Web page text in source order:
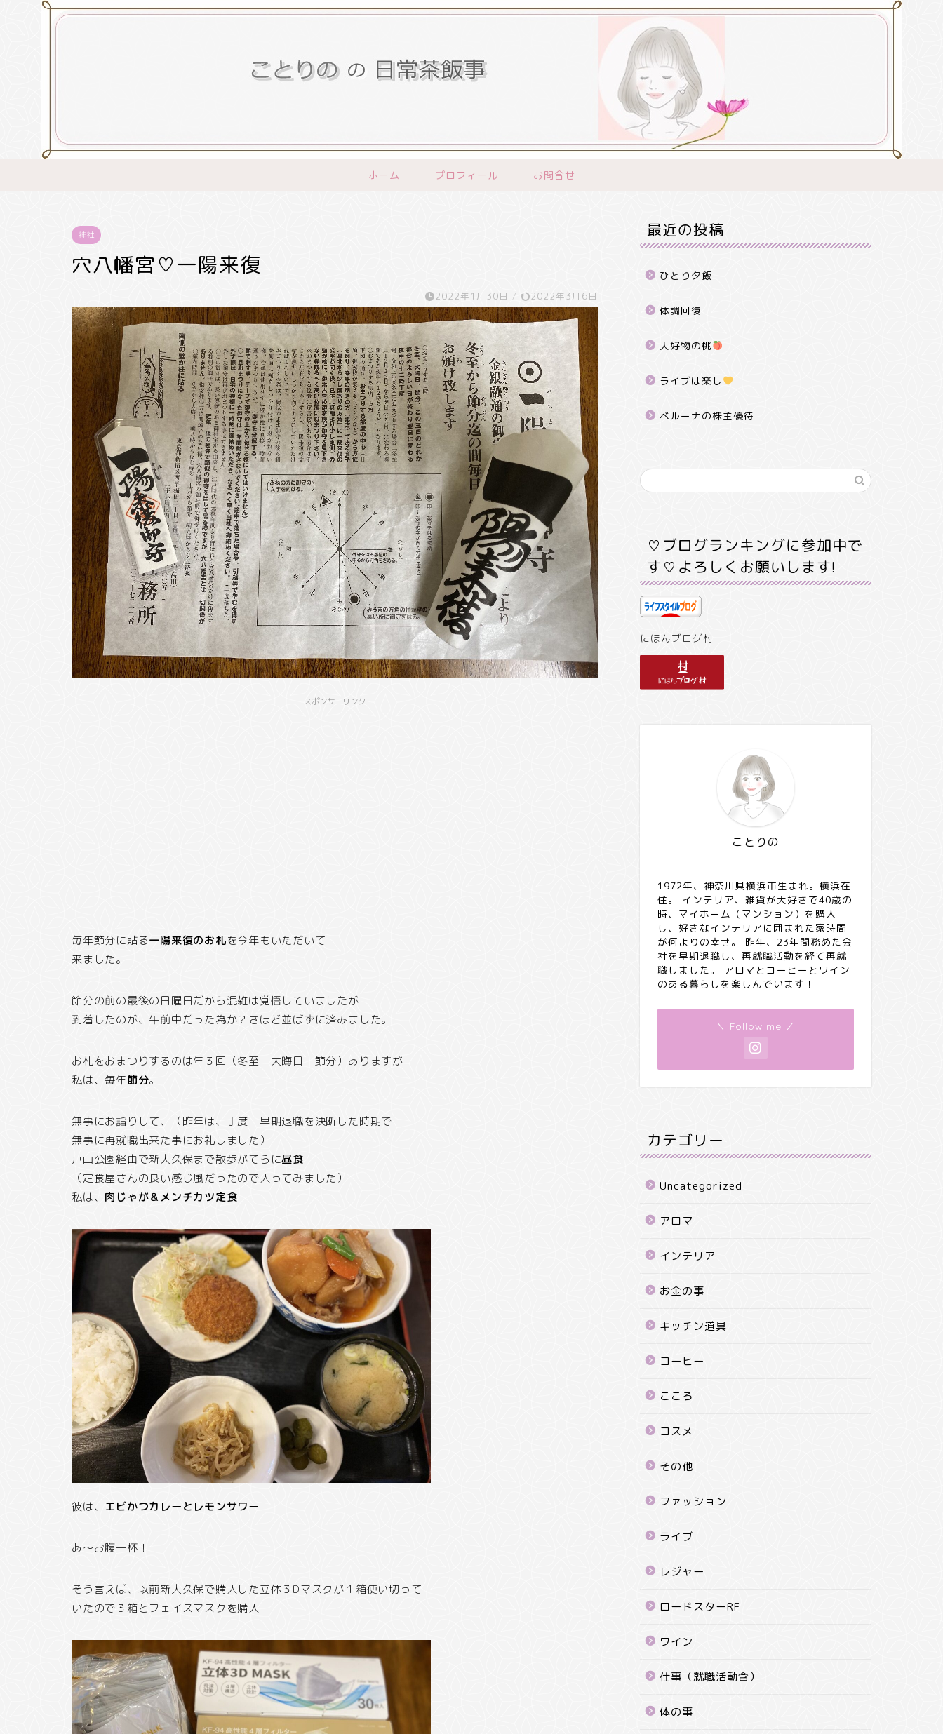
ホーム プロフィール お問合せ
神社
穴八幡宮♡一陽来復
2022年1月30日 / 2022年3月6日
スポンサーリンク
毎年節分に貼る一陽来復のお札を今年もいただいて
来ました。
節分の前の最後の日曜日だから混雑は覚悟していましたが
到着したのが、午前中だった為か？さほど並ばずに済みました。
お札をおまつりするのは年３回（冬至・大晦日・節分）ありますが
私は、毎年節分。
無事にお詣りして、（昨年は、丁度 早期退職を決断した時期で
無事に再就職出来た事にお礼しました）
戸山公園経由で新大久保まで散歩がてらに昼食
（定食屋さんの良い感じ風だったので入ってみました）
私は、 肉じゃが＆メンチカツ定食
彼は、 エビかつカレーとレモンサワー
あ～お腹一杯！
そう言えば、以前新大久保で購入した立体３Dマスクが１箱使い切って
いたので３箱とフェイスマスクを購入
最近の投稿
ひとり夕飯
体調回復
大好物の桃
ライブは楽し
ベルーナの株主優待
♡ブログランキングに参加中で
す♡よろしくお願いします!
にほんブログ村
ことりの
1972年、神奈川県横浜市生まれ。横浜在
住。 インテリア、雑貨が大好きで40歳の
時、マイホーム（マンション）を購入
し、好きなインテリアに囲まれた家時間
が何よりの幸せ。 昨年、23年間務めた会
社を早期退職し、再就職活動を経て再就
職しました。 アロマとコーヒーとワイン
のある暮らしを楽しんでいます！
＼ Follow me ／
カテゴリー
Uncategorized
アロマ
インテリア
お金の事
キッチン道具
コーヒー
こころ
コスメ
その他
ファッション
ライブ
レジャー
ロードスターRF
ワイン
仕事（就職活動含）
体の事